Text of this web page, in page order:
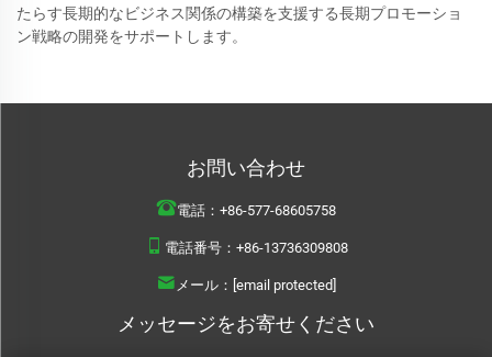
たらす長期的なビジネス関係の構築を支援する長期プロモーショ
ン戦略の開発をサポートします。
お問い合わせ
電話： +86-577-68605758
電話番号： +86-13736309808
メール： [email protected]
メッセージをお寄せください